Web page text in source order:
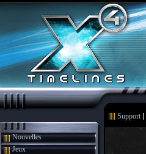
Support
Nouvelles
Jeux